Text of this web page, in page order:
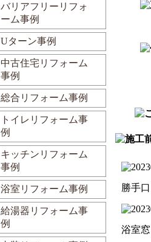
勝手
浴室窓
バリアフリーリフォ
ーム事例
Uターン事例
中古住宅リフォーム
事例
総合リフォーム事例
トイレリフォーム事
例
キッチンリフォーム
事例
浴室リフォーム事例
給湯器リフォーム事
例